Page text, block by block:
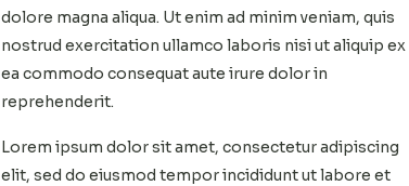
dolore magna aliqua. Ut enim ad minim veniam, quis
nostrud exercitation ullamco laboris nisi ut aliquip ex
ea commodo consequat aute irure dolor in
reprehenderit.
Lorem ipsum dolor sit amet, consectetur adipiscing
elit, sed do eiusmod tempor incididunt ut labore et